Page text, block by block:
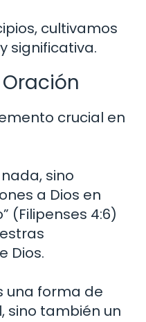
cultivamos
significativa.
crucial en
sino
a Dios en
(Filipenses 4:6)
Dios.
una forma de
sino también un